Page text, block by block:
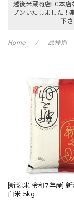
越後米蔵商店EC本
プンいたしました！
下
Home 品種別
[新潟米 令和7年産]
白米 5kg